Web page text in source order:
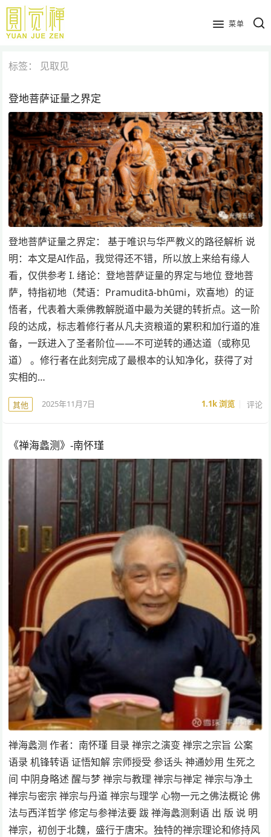
跳
主
内
菜单
标签： 见取见
登地菩萨证量之界定
登地菩萨证量之界定： 基于唯识与华严教义的路径解析 说
明：本文是AI作品，我觉得还不错，所以放上来给有缘人
看，仅供参考 I. 绪论：登地菩萨证量的界定与地位 登地菩
萨，特指初地（梵语：Pramuditā-bhūmi，欢喜地）的证
悟者，代表着大乘佛教解脱道中最为关键的转折点。这一阶
段的达成，标志着修行者从凡夫资粮道的累积和加行道的准
备，一跃进入了圣者阶位——不可逆转的通达道（或称见
道） 。修行者在此刻完成了最根本的认知净化，获得了对
实相的…
其他 2025年11月7日 1.1k浏览 评论
《禅海蠡测》-南怀瑾
禅海蠡测 作者：南怀瑾 目录 禅宗之演变 禅宗之宗旨 公案
语录 机锋转语 证悟知解 宗师授受 参话头 神通妙用 生死之
间 中阴身略述 醒与梦 禅宗与教理 禅宗与禅定 禅宗与净土
禅宗与密宗 禅宗与丹道 禅宗与理学 心物一元之佛法概论 佛
法与西洋哲学 修定与参禅法要 跋 禅海蠡测剩语 出 版 说 明
禅宗，初创于北魏，盛行于唐宋。独特的禅宗理论和修持风